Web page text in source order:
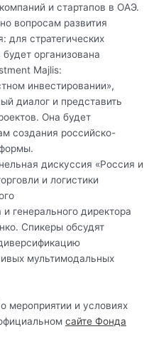
и стартапов в ОАЭ.
вопросам развития
для стратегических
организована
Majlis:
инвестировании»,
диалог и представить
Она будет
создания российско-
дискуссия «Россия и
и логистики
генерального директора
Спикеры обсудят
мультимодальных
мероприятии и условиях
сайте Фонда